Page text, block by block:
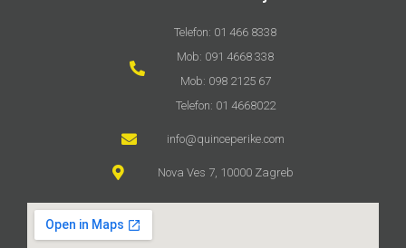
Telefon: 01 466 8338
Mob: 091 4668 338
Mob: 098 2125 67
Telefon: 01 4668022
info@quinceperike.com
Nova Ves 7, 10000 Zagreb